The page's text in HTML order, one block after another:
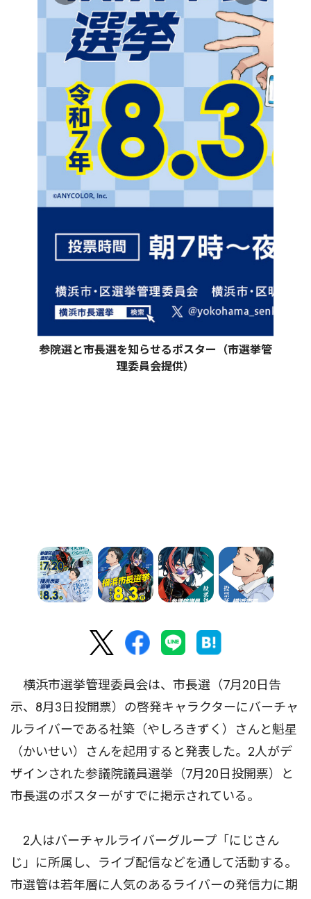
参院選と市長選を知らせるポスター（市選挙管
理委員会提供）
横浜市選挙管理委員会は、市長選（7月20日告
示、8月3日投開票）の啓発キャラクターにバーチャ
ルライバーである社築（やしろきずく）さんと魁星
（かいせい）さんを起用すると発表した。2人がデ
ザインされた参議院議員選挙（7月20日投開票）と
市長選のポスターがすでに掲示されている。
2人はバーチャルライバーグループ「にじさん
じ」に所属し、ライブ配信などを通して活動する。
市選管は若年層に人気のあるライバーの発信力に期